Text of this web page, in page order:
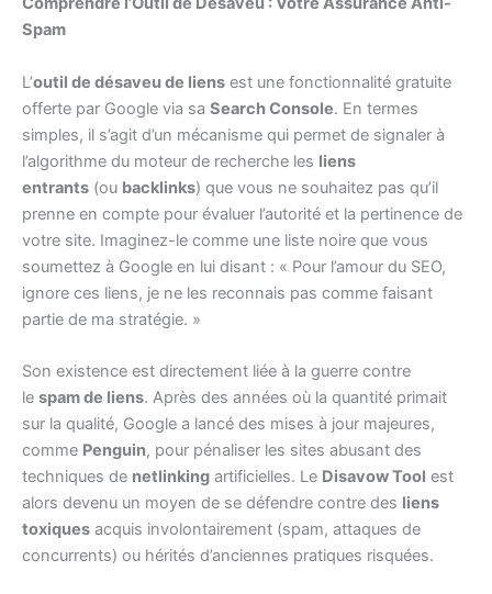
Spam
L’outil de désaveu de liens est une fonctionnalité gratuite
offerte par Google via sa Search Console. En termes
simples, il s’agit d’un mécanisme qui permet de signaler à
l’algorithme du moteur de recherche les liens
entrants (ou backlinks) que vous ne souhaitez pas qu’il
prenne en compte pour évaluer l’autorité et la pertinence de
votre site. Imaginez-le comme une liste noire que vous
soumettez à Google en lui disant : « Pour l’amour du SEO,
ignore ces liens, je ne les reconnais pas comme faisant
partie de ma stratégie. »
Son existence est directement liée à la guerre contre
le spam de liens. Après des années où la quantité primait
sur la qualité, Google a lancé des mises à jour majeures,
comme Penguin, pour pénaliser les sites abusant des
techniques de netlinking artificielles. Le Disavow Tool est
alors devenu un moyen de se défendre contre des liens
toxiques acquis involontairement (spam, attaques de
concurrents) ou hérités d’anciennes pratiques risquées.